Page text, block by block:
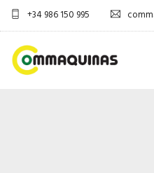
+34 986 150 995